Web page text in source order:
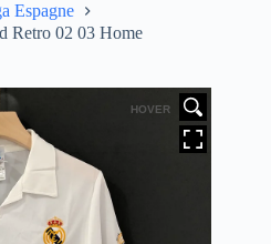
Espagne
Retro 02 03 Home
HOVER